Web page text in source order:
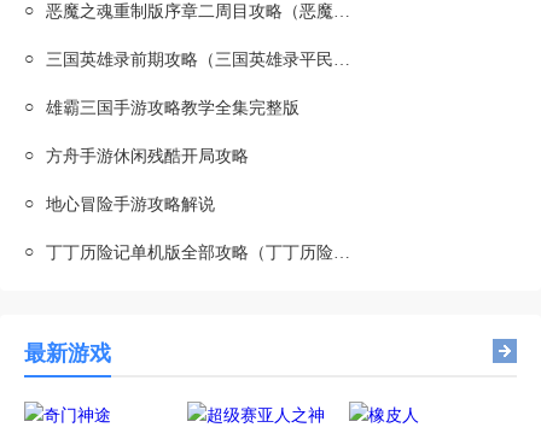
○ 恶魔之魂重制版序章二周目攻略（恶魔之魂重制版序章二周目攻略图文）
○ 三国英雄录前期攻略（三国英雄录平民攻略）
○ 雄霸三国手游攻略教学全集完整版
○ 方舟手游休闲残酷开局攻略
○ 地心冒险手游攻略解说
○ 丁丁历险记单机版全部攻略（丁丁历险记游戏攻略）
最新游戏